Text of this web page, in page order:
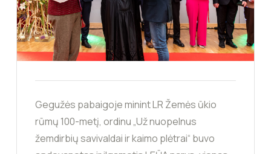
Gegužės pabaigoje minint LR Žemės ūkio
rūmų 100-metį, ordinu „Už nuopelnus
žemdirbių savivaldai ir kaimo plėtrai“ buvo